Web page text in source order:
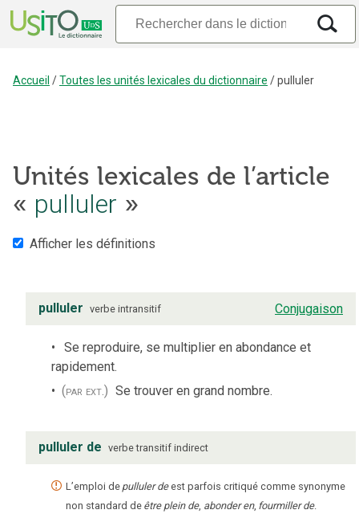
Accueil /Toutes les unités lexicales du dictionnaire /pulluler
Unités lexicales de l’article
« pulluler »
Afficher les définitions
pulluler verbe intransitif Conjugaison
Se reproduire, se multiplier en abondance et
rapidement.
(par ext.) Se trouver en grand nombre.
pulluler de verbe transitif indirect
L’emploi de pulluler deest parfois critiqué comme synonyme
non standard de être plein de, abonder en, fourmiller de.